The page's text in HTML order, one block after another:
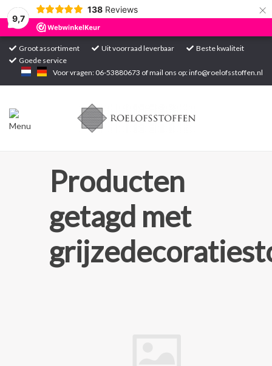
9,7
138 Reviews ×
Groot assortiment Uit voorraad leverbaar
Beste kwaliteit
Goede service
Voor vragen: 06-53880673 of mail ons op:info@roelofsstoffen.nl
Home
Producten
getagd met